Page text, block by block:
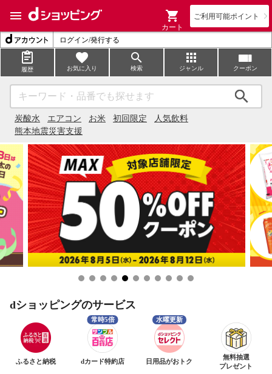
ご利用可能ポイント
カート
ログイン/発行する
履歴 お気に入り 検索 ジャンル クーポン
炭酸水 エアコン お米 初回限定
人気飲料
熊本地震災害支援
dショッピングのサービス
ふるさと納税 dカード特約店 日用品がおトク
無料抽選
プレゼント